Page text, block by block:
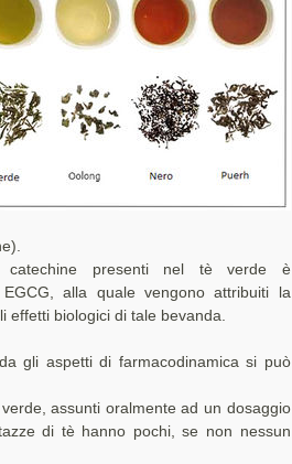
catechine presenti nel tè verde è
alla quale vengono attribuiti la
effetti biologici di tale bevanda.
gli aspetti di farmacodinamica si può
assunti oralmente ad un dosaggio
di tè hanno pochi, se non nessun